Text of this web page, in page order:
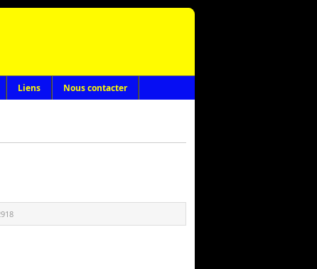
Liens Nous contacter